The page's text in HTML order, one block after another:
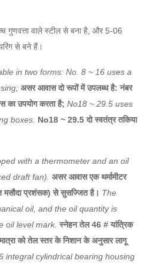
गुणवत्ता वाले स्टील से बना है, और 5-06
से बने हैं।
in two forms: No. 8 ~ 16 uses a
असर आवास दो रूपों में उपलब्ध है: नंबर
का उपयोग करता है; No18 ~ 29.5 uses
boxes. No18 ~ 29.5 दो स्वतंत्र तकिया
with a thermometer and an oil
draft fan). असर आवास एक थर्मामीटर
प्रशंसक) से सुसज्जित है। The
oil, and the oil quantity is
oil level mark. स्नेहन तेल 46 # यांत्रिक
को तेल स्तर के निशान के अनुसार लागू
integral cylindrical bearing housing